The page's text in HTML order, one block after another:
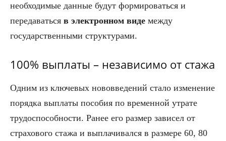
необходимые данные будут формироваться и
передаваться в электронном виде между
государственными структурами.
100% выплаты – независимо от стажа
Одним из ключевых нововведений стало изменение
порядка выплаты пособия по временной утрате
трудоспособности. Ранее его размер зависел от
страхового стажа и выплачивался в размере 60, 80